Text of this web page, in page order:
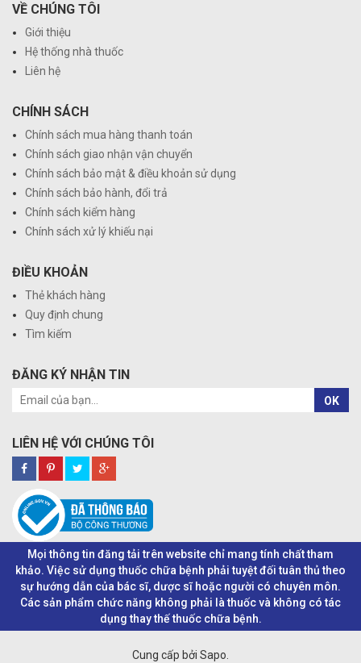
VỀ CHÚNG TÔI
Giới thiệu
Hệ thống nhà thuốc
Liên hệ
CHÍNH SÁCH
Chính sách mua hàng thanh toán
Chính sách giao nhận vận chuyển
Chính sách bảo mật & điều khoản sử dụng
Chính sách bảo hành, đổi trả
Chính sách kiểm hàng
Chính sách xử lý khiếu nại
ĐIỀU KHOẢN
Thẻ khách hàng
Quy định chung
Tìm kiếm
ĐĂNG KÝ NHẬN TIN
OK
LIÊN HỆ VỚI CHÚNG TÔI
Mọi thông tin đăng tải trên website chỉ mang tính chất tham
khảo. Việc sử dụng thuốc chữa bệnh phải tuyệt đối tuân thủ theo
sự hướng dẫn của bác sĩ, dược sĩ hoặc người có chuyên môn.
Các sản phẩm chức năng không phải là thuốc và không có tác
dụng thay thế thuốc chữa bệnh.
Cung cấp bởi Sapo.